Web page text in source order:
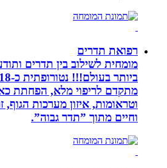
רפואת תדרים
מומחית לשילוב בין תדרים ותודעה-
ביותר
מתקדם לריפוי מלא, הפחתת כאבים,
וטראומות, איזון מערכות הגוף,
וחיים מתוך ”תדר גבוה”.